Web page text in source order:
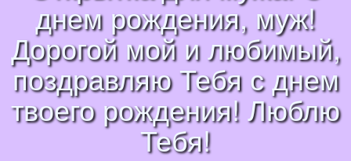
днем рождения, муж!
Дорогой мой и любимый,
поздравляю Тебя с днем
твоего рождения! Люблю
Тебя!